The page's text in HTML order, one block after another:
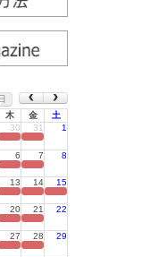
木 金
土
30 31 1
6 7 8
13 14 15
20 21 22
27 28 29